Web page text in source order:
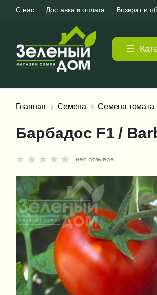
О нас Доставка и оплата Возврат и
Главная Семена Семена томата
Барбадос F1 /
нет отзывов